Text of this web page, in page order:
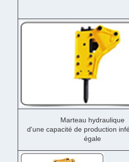
Marteau hydraulique
d'une capacité de production
égale